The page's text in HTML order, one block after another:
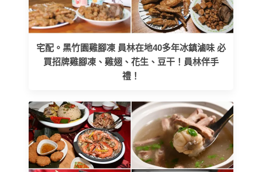
宅配。黑竹園雞腳凍 員林在地40多年冰鎮滷味 必
買招牌雞腳凍、雞翅、花生、豆干！員林伴手
禮！